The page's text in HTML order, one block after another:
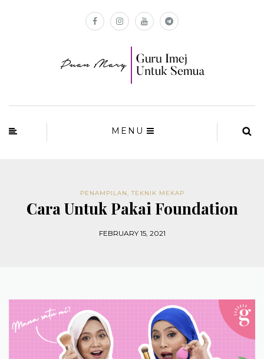
MENU
PENAMPILAN,TEKNIK MEKAP
Cara Untuk Pakai Foundation
FEBRUARY 15, 2021